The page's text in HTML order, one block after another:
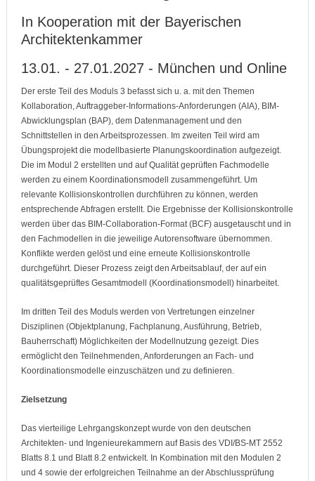
In Kooperation mit der Bayerischen
Architektenkammer
13.01. - 27.01.2027 - München und Online
Der erste Teil des Moduls 3 befasst sich u. a. mit den Themen
Kollaboration, Auftraggeber-Informations-Anforderungen (AIA), BIM-
Abwicklungsplan (BAP), dem Datenmanagement und den
Schnittstellen in den Arbeitsprozessen. Im zweiten Teil wird am
Übungsprojekt die modellbasierte Planungskoordination aufgezeigt.
Die im Modul 2 erstellten und auf Qualität geprüften Fachmodelle
werden zu einem Koordinationsmodell zusammengeführt. Um
relevante Kollisionskontrollen durchführen zu können, werden
entsprechende Abfragen erstellt. Die Ergebnisse der Kollisionskontrolle
werden über das BIM-Collaboration-Format (BCF) ausgetauscht und in
den Fachmodellen in die jeweilige Autorensoftware übernommen.
Konflikte werden gelöst und eine erneute Kollisionskontrolle
durchgeführt. Dieser Prozess zeigt den Arbeitsablauf, der auf ein
qualitätsgeprüftes Gesamtmodell (Koordinationsmodell) hinarbeitet.
Im dritten Teil des Moduls werden von Vertretungen einzelner
Disziplinen (Objektplanung, Fachplanung, Ausführung, Betrieb,
Bauherrschaft) Möglichkeiten der Modellnutzung gezeigt. Dies
ermöglicht den Teilnehmenden, Anforderungen an Fach- und
Koordinationsmodelle einzuschätzen und zu definieren.
Zielsetzung
Das vierteilige Lehrgangskonzept wurde von den deutschen
Architekten- und Ingenieurekammern auf Basis des VDI/BS-MT 2552
Blatts 8.1 und Blatt 8.2 entwickelt. In Kombination mit den Modulen 2
und 4 sowie der erfolgreichen Teilnahme an der Abschlussprüfung